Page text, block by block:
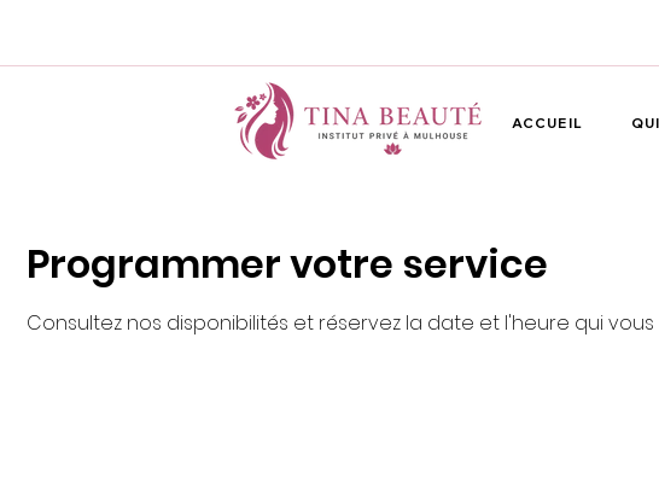
ACCUEIL
Programmer votre service
Consultez nos disponibilités et réservez la date et l'heure qui